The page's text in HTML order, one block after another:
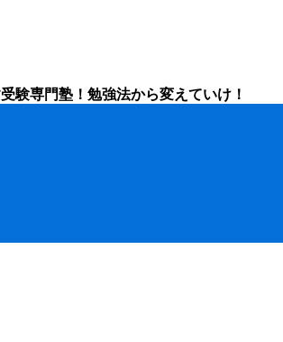
験専門塾！勉強法から変えていけ！